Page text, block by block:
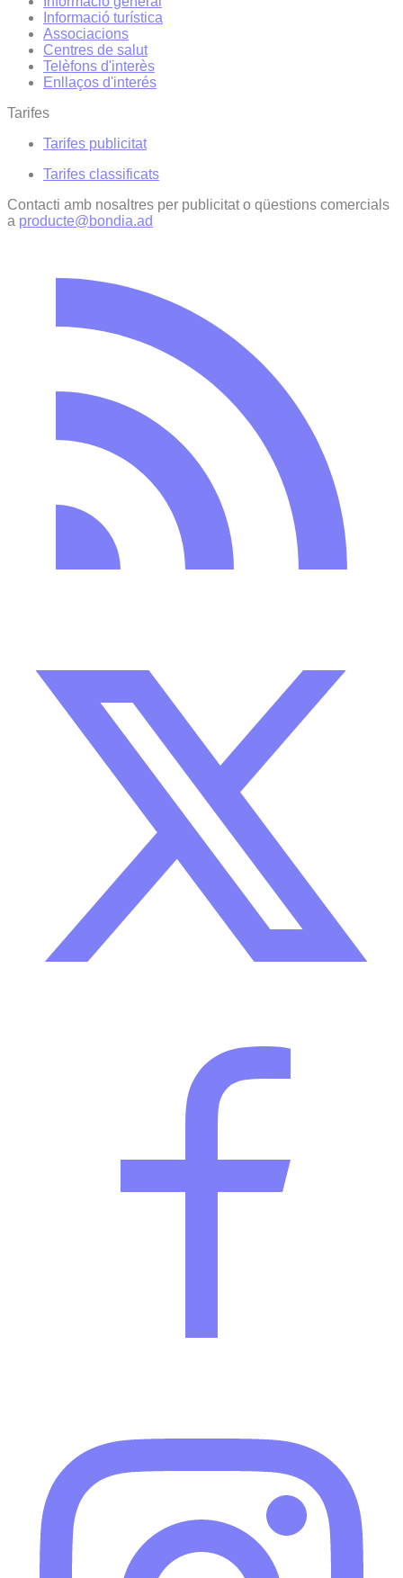
Informació turística
Associacions
Centres de salut
Telèfons d'interès
Enllaços d'interés
Tarifes
Tarifes publicitat
Tarifes classificats
Contacti amb nosaltres per publicitat o qüestions comercials
a producte@bondia.ad